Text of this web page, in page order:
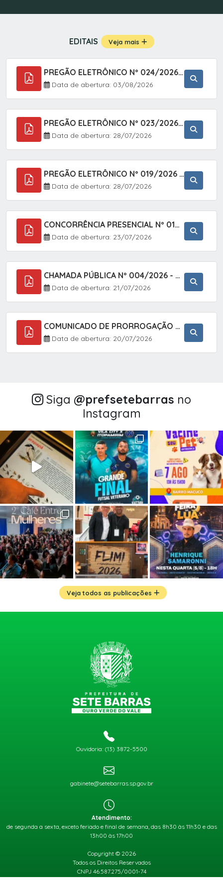
EDITAIS Veja mais
PREGÃO ELETRÔNICO Nº 024/2026 - AQUISIÇÃO DE GÁS MEDICINAL TIPO OXIGÊNIO (1,00 M3, 3,00 M3 E 10,00 M3), EM ATENDIMENTO À SECRETARIA MUNICIPAL DE SAÚDE, ATRAVÉS DO SISTEMA DE REGISTRO DE PREÇOS (SRP)
Data de abertura: 03/08/2026
PREGÃO ELETRÔNICO Nº 023/2026 - AQUISIÇÃO DE ENXOVAL INFANTIL, EM ATENDIMENTO À SECRETARIA MUNICIPAL DE EDUCAÇÃO, ATRAVÉS DO SISTEMA DE REGISTRO DE PREÇOS (SRP).
Data de abertura: 28/07/2026
PREGÃO ELETRÔNICO Nº 019/2026 - ONTRATAÇÃO DE EMPRESA ESPECIALIZADA PARA A PRESTAÇÃO DE SERVIÇOS VETERINÁRIOS CLÍNICOS E CIRÚRGICOS, COM FOCO EM AÇÕES DE SAÚDE PÚBLICA, BEM-ESTAR ANIMAL E CONTROLE POPULACIONAL ÉTICO DE CÃES E GATOS, EM ATENDIMENTO À
Data de abertura: 28/07/2026
CONCORRÊNCIA PRESENCIAL Nº 018/2026 - PAVIMENTAÇÃO ASFÁLTICA NO BAIRRO VOTUPOCA ? ESTRADA DA RAPOSA, NO MUNICÍPIO DE SETE BARRAS/SP
Data de abertura: 23/07/2026
CHAMADA PÚBLICA Nº 004/2026 - AQUISIÇÃO DE GÊNEROS ALIMENTÍCIOS DA AGRICULTURA FAMILIAR PARA ALIMENTAÇÃO ESCOLAR COM DISPENSA DE LICITAÇÃO, LEI N.º 11.947, DE 16/07/2009, RESOLUÇÃO N.º 26 DO FNDE, DE 17/06/2013 E ALTERAÇÕES E A LEI FEDERAL Nº 14.133/
Data de abertura: 21/07/2026
COMUNICADO DE PRORROGAÇÃO DE PRAZO DO CHAMAMENTO PÚBLICO Nº 005/2026 - FOMENTO À EXECUÇÃO DE AÇÕES CULTURAIS (APOIO DIRETO SELEÇÃO DE PROJETOS PARA FIRMAR TERMO DE EXECUÇÃO CULTURAL COM RECURSOS DA POLÍTICA NACIONAL ALDIR BLANC DE FOMENTO À CULTURA
Data de abertura: 20/07/2026
Siga @‌prefsetebarras no
Instagram
Veja todos as publicações
Ouvidoria: (13) 3872-5500
gabinete@setebarras.sp.gov.br
Atendimento:
de segunda a sexta, exceto feriado e final de semana, das 8h30 às 11h30 e das
13h00 às 17h00
Copyright © 2026
Todos os Direitos Reservados
CNPJ 46.587.275/0001-74